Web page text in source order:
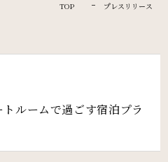
TOP プレスリリース
ルームで過ごす宿泊プラ